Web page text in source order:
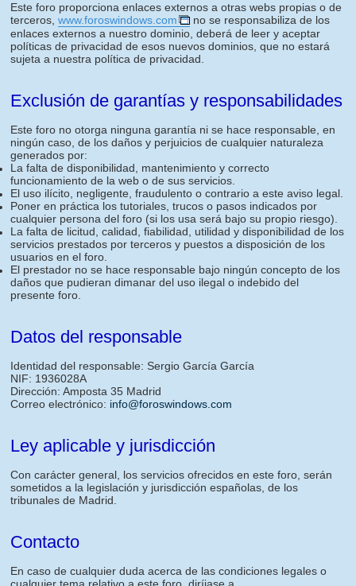
Este foro proporciona enlaces externos a otras webs propias o de
terceros, www.foroswindows.com
no se responsabiliza de los
enlaces externos a nuestro dominio, deberá de leer y aceptar
políticas de privacidad de esos nuevos dominios, que no estará
sujeta a nuestra política de privacidad.
Exclusión de garantías y responsabilidades
Este foro no otorga ninguna garantía ni se hace responsable, en
ningún caso, de los daños y perjuicios de cualquier naturaleza
generados por:
La falta de disponibilidad, mantenimiento y correcto
funcionamiento de la web o de sus servicios.
El uso ilícito, negligente, fraudulento o contrario a este aviso legal.
Poner en práctica los tutoriales, trucos o pasos indicados por
cualquier persona del foro (si los usa será bajo su propio riesgo).
La falta de licitud, calidad, fiabilidad, utilidad y disponibilidad de los
servicios prestados por terceros y puestos a disposición de los
usuarios en el foro.
El prestador no se hace responsable bajo ningún concepto de los
daños que pudieran dimanar del uso ilegal o indebido del
presente foro.
Datos del responsable
Identidad del responsable: Sergio García García
NIF: 1936028A
Dirección: Amposta 35 Madrid
Correo electrónico: info@foroswindows.com
Ley aplicable y jurisdicción
Con carácter general, los servicios ofrecidos en este foro, serán
sometidos a la legislación y jurisdicción españolas, de los
tribunales de Madrid.
Contacto
En caso de cualquier duda acerca de las condiciones legales o